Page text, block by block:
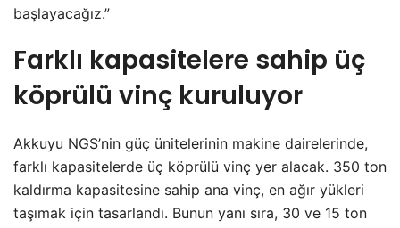
başlayacağız.”
Farklı kapasitelere sahip üç
köprülü vinç kuruluyor
Akkuyu NGS’nin güç ünitelerinin makine dairelerinde,
farklı kapasitelerde üç köprülü vinç yer alacak. 350 ton
kaldırma kapasitesine sahip ana vinç, en ağır yükleri
taşımak için tasarlandı. Bunun yanı sıra, 30 ve 15 ton